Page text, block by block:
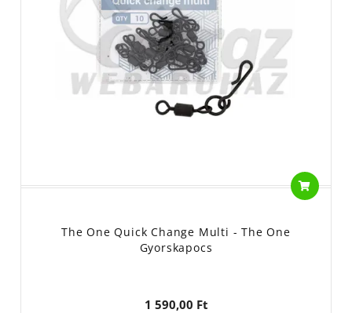
The One Quick Change Multi - The One
Gyorskapocs
1 590,00 Ft